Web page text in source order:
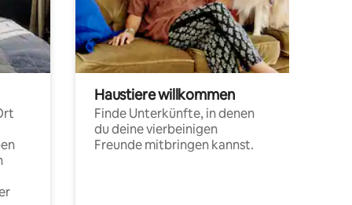
Haustiere willkommen
Finde Unterkünfte, in denen
du deine vierbeinigen
Freunde mitbringen kannst.